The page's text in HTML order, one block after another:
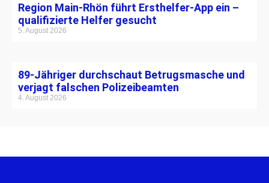
Region Main-Rhön führt Ersthelfer-App ein –
qualifizierte Helfer gesucht
5. August 2026
89-Jähriger durchschaut Betrugsmasche und
verjagt falschen Polizeibeamten
4. August 2026